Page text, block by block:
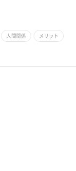
人間関係 メリット